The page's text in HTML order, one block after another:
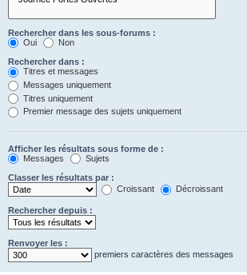
Rechercher dans les sous-forums :
Oui
Non
Rechercher dans :
Titres et messages
Messages uniquement
Titres uniquement
Premier message des sujets uniquement
Afficher les résultats sous forme de :
Messages
Sujets
Classer les résultats par :
Croissant
Décroissant
Rechercher depuis :
Renvoyer les :
premiers caractères des messages